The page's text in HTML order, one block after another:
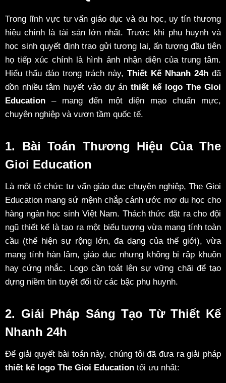
Trong lĩnh vực tư vấn giáo dục và du học, uy tín thương
hiệu chính là tài sản lớn nhất. Trước khi phụ huynh và
học sinh quyết định trao gửi tương lai, ấn tượng đầu tiên
họ tiếp xúc chính là hình ảnh nhận diện của trung tâm.
Hiểu thấu đáo trọng trách này, Thiết Kế Nhanh 24h đã
dồn nhiều tâm huyết vào dự ánthiết kế logo The Gioi
Education – mang đến một diện mạo chuẩn mực,
chuyên nghiệp và vươn tầm quốc tế.
1. Bài Toán Thương Hiệu Của The
Gioi Education
Là một tổ chức tư vấn giáo dục chuyên nghiệp, The Gioi
Education mang sứ mệnh chắp cánh ước mơ du học cho
hàng ngàn học sinh Việt Nam. Thách thức đặt ra cho đội
ngũ thiết kế là tạo ra một biểu tượng vừa mang tính toàn
cầu (thể hiện sự rộng lớn, đa dạng của thế giới), vừa
mang tính hàn lâm, giáo dục nhưng không bị rập khuôn
hay cứng nhắc. Logo cần toát lên sự vững chãi để tạo
dựng niềm tin tuyệt đối từ các bậc phụ huynh.
2. Giải Pháp Sáng Tạo Từ Thiết Kế
Nhanh 24h
Để giải quyết bài toán này, chúng tôi đã đưa ra giải pháp
thiết kế logo The Gioi Education tối ưu nhất: